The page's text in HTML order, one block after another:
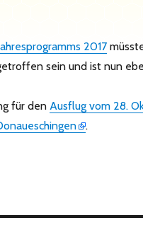
2017
sein und ist nun
für den Ausflug vom 28.
.